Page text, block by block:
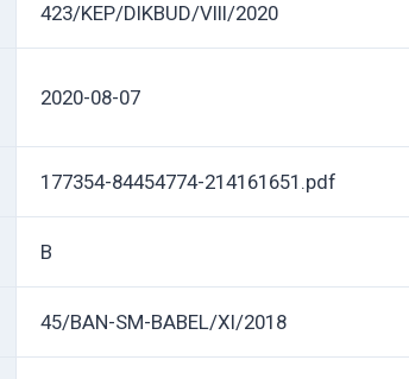
423/KEP/DIKBUD/VIII/2020
2020-08-07
177354-84454774-214161651.pdf
B
45/BAN-SM-BABEL/XI/2018